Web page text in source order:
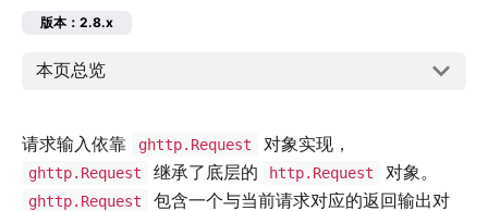
版本：2.8.x
本页总览
请求输入依靠 ghttp.Request 对象实现，
ghttp.Request 继承了底层的 http.Request 对象。
ghttp.Request
包含一个与当前请求对应的返回输出对